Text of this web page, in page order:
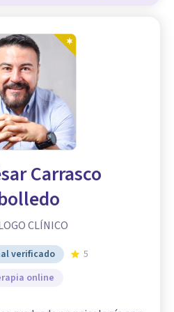
Carrasco
CLÍNICO
verificado
5
online